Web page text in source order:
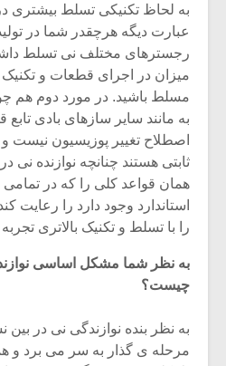
به لحاظ تکنیکی تسلط بیشتری
عبارت دیگه هرچقدر شما در
رجسترهای مختلف نی تسلط
میزان در اجرای قطعات و
مسلط باشید. در مورد دوم هم
به مانند سایر سازهای بادی تابع
اصطلاح تغییر پوزیسیون نیست
ثابتی هستند چنانچه نوازنده
همان قواعد کلی را که در
استاندارد وجود دارد را رعایت
را با تسلط و تکنیک بالاتری
به نظر شما مشکل اساسی
چیست؟
به نظر بنده نوازندگی نی در بین
مرحله ی گذار به سر می برد و